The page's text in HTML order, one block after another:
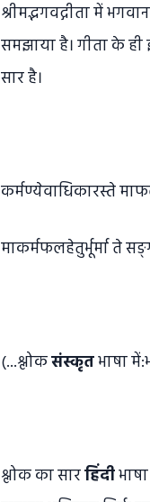
श्रीमद्भगवद्गीता में
समझाया है। गीता के ही
सार है।
कर्मण्येवाधिकारस्ते
माकर्मफलहेतुर्भूर्मा ते
(...श्लोकसंस्कृतभाषा
श्लोक का सारहिंदी